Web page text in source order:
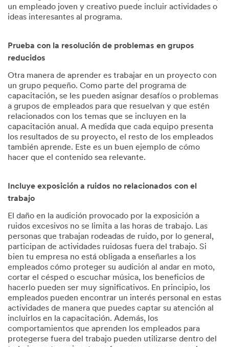
un empleado joven y creativo puede incluir actividades o
ideas interesantes al programa.
Prueba con la resolución de problemas en grupos
reducidos
Otra manera de aprender es trabajar en un proyecto con
un grupo pequeño. Como parte del programa de
capacitación, se les pueden asignar desafíos o problemas
a grupos de empleados para que resuelvan y que estén
relacionados con los temas que se incluyen en la
capacitación anual. A medida que cada equipo presenta
los resultados de su proyecto, el resto de los empleados
también aprende. Este es un buen ejemplo de cómo
hacer que el contenido sea relevante.
Incluye exposición a ruidos no relacionados con el
trabajo
El daño en la audición provocado por la exposición a
ruidos excesivos no se limita a las horas de trabajo. Las
personas que trabajan rodeadas de ruido, por lo general,
participan de actividades ruidosas fuera del trabajo. Si
bien tu empresa no está obligada a enseñarles a los
empleados cómo proteger su audición al andar en moto,
cortar el césped o escuchar música, los beneficios de
hacerlo pueden ser muy significativos. En principio, los
empleados pueden encontrar un interés personal en estas
actividades de manera que puedes captar su atención al
incluirlos en la capacitación. Además, los
comportamientos que aprenden los empleados para
protegerse fuera del trabajo pueden utilizarse dentro del